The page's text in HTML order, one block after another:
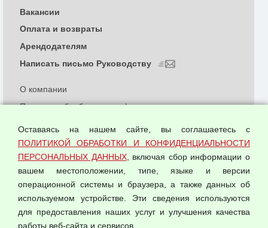
© 2026 ООО "Феникс"
О компании
Политика обработки и конфиденциальности
Согласием на обработку персональных данных
Оферта оптовой купли-продажи
Публичная оферта
Вакансии
Оплата и возвраты
Арендодателям
Написать письмо Руководству
Оставаясь на нашем сайте, вы соглашаетесь с
ПОЛИТИКОЙ ОБРАБОТКИ И КОНФИДЕНЦИАЛЬНОСТИ
ПЕРСОНАЛЬНЫХ ДАННЫХ, включая сбор информации о
вашем местоположении, типе, языке и версии
операционной системы и браузера, а также данных об
используемом устройстве. Эти сведения используются
для предоставления наших услуг и улучшения качества
работы веб-сайта и сервисов.